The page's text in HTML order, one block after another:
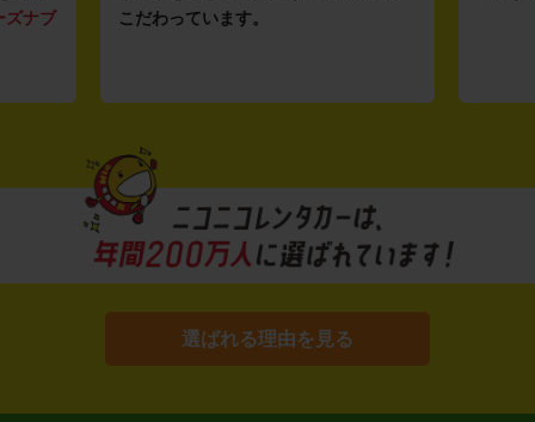
ズナブ
こだわっています。
選ばれる理由を見る